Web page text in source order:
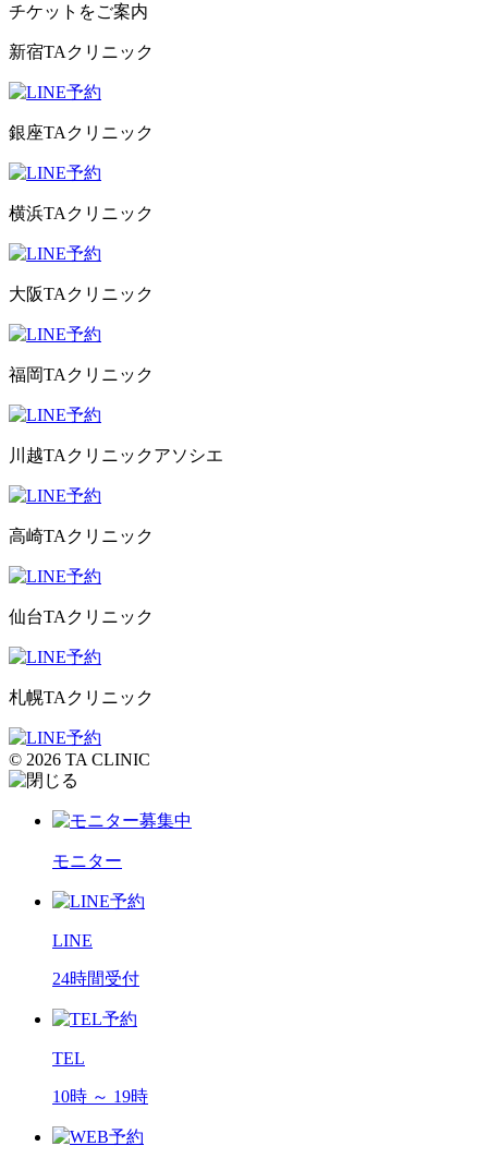
チケット をご案内
新宿TAクリニック
銀座TAクリニック
横浜TAクリニック
大阪TAクリニック
福岡TAクリニック
川越TAクリニックアソシエ
高崎TAクリニック
仙台TAクリニック
札幌TAクリニック
© 2026 TA CLINIC
モニター
LINE
24時間受付
TEL
10時 ～ 19時